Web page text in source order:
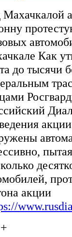
Как
до тысячи
акции